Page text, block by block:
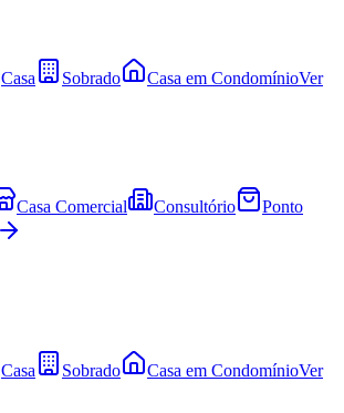
Casa Sobrado Casa em CondomínioVer
Casa Comercial Consultório
Ponto
Casa Sobrado Casa em CondomínioVer